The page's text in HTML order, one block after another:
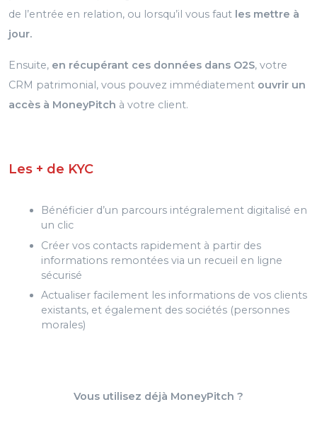
de l’entrée en relation, ou lorsqu’il vous faut les mettre à
jour.
Ensuite, en récupérant ces données dans O2S, votre
CRM patrimonial, vous pouvez immédiatement ouvrir un
accès à MoneyPitch à votre client.
Les + de KYC
Bénéficier d’un parcours intégralement digitalisé en
un clic
Créer vos contacts rapidement à partir des
informations remontées via un recueil en ligne
sécurisé
Actualiser facilement les informations de vos clients
existants, et également des sociétés (personnes
morales)
Vous utilisez déjà MoneyPitch ?